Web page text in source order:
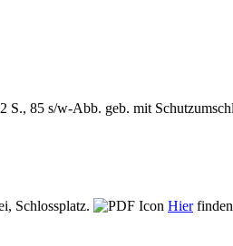
S., 85 s/w-Abb. geb. mit
Schlossplatz. Hier